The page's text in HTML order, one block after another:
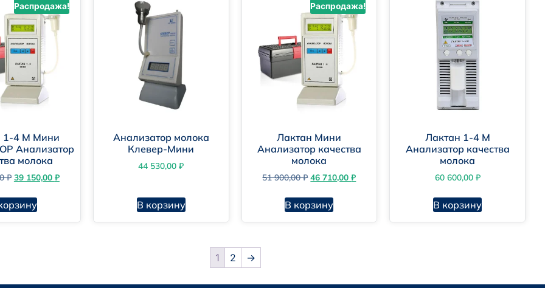
Распродажа!
1-4 М Мини
Анализатор
молока
₽ 39 150,00 ₽
Анализатор молока
Клевер-Мини
44 530,00₽
В корзину
Распродажа!
Лактан Мини
Анализатор качества
молока
51 900,00₽ 46 710,00₽
В корзину
Лактан 1-4 М
Анализатор качества
молока
60 600,00 ₽
В корзину
1 2 →